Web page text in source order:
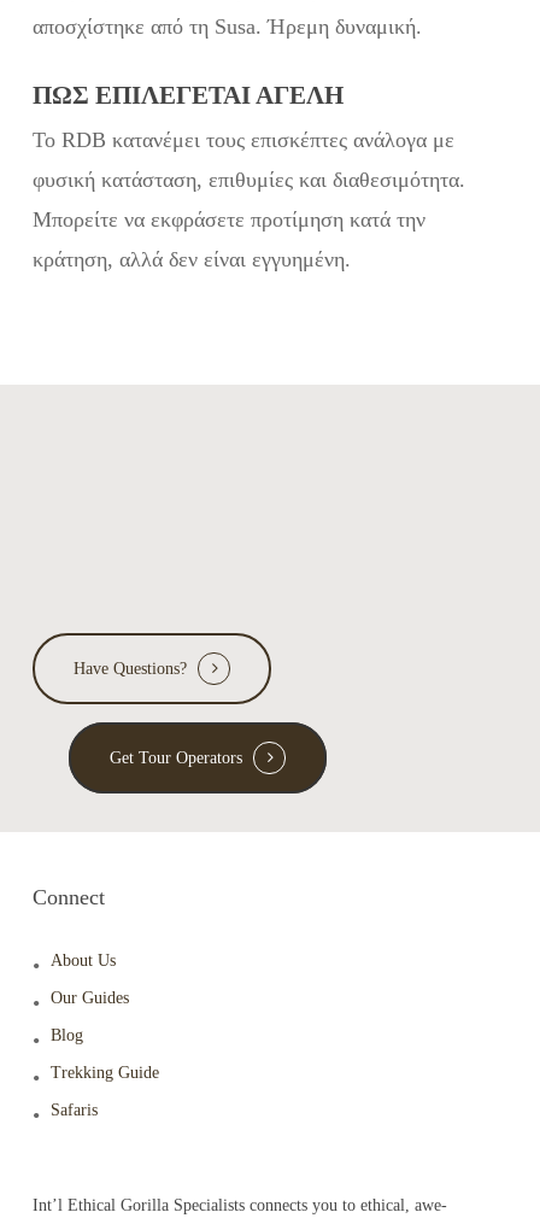
αποσχίστηκε από τη Susa. Ήρεμη δυναμική.
ΠΏΣ ΕΠΙΛΈΓΕΤΑΙ ΑΓΈΛΗ
Το RDB κατανέμει τους επισκέπτες ανάλογα με
φυσική κατάσταση, επιθυμίες και διαθεσιμότητα.
Μπορείτε να εκφράσετε προτίμηση κατά την
κράτηση, αλλά δεν είναι εγγυημένη.
Have Questions?
Get Tour Operators
Connect
About Us
Our Guides
Blog
Trekking Guide
Safaris
Int’l Ethical Gorilla Specialists connects you to ethical, awe-